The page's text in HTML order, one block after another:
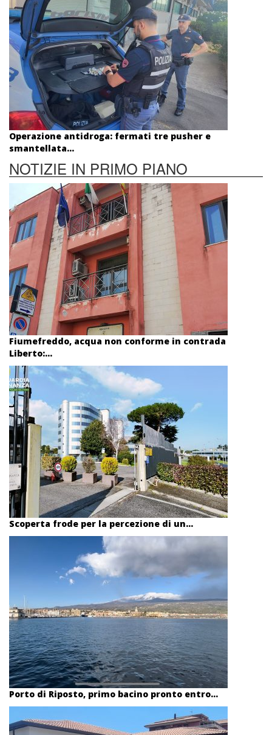
Operazione antidroga: fermati tre pusher e
smantellata...
NOTIZIE IN PRIMO PIANO
Fiumefreddo, acqua non conforme in contrada
Liberto:...
Scoperta frode per la percezione di un...
Porto di Riposto, primo bacino pronto entro...